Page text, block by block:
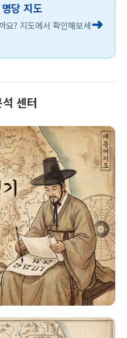
당 지도
요? 지도에서 확인해보세➜
센터